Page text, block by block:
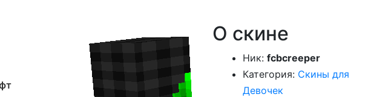
О скине
Ник: fcbcreeper
Категория: Скины для
Девочек